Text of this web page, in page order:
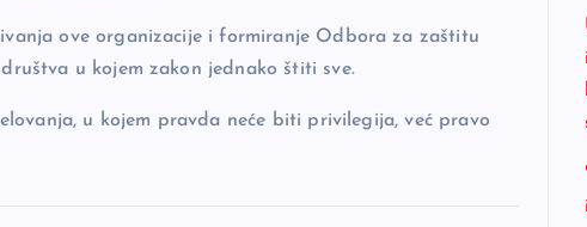
ove organizacije i formiranje Odbora za zaštitu
u kojem zakon jednako štiti sve.
u kojem pravda neće biti privilegija, već pravo